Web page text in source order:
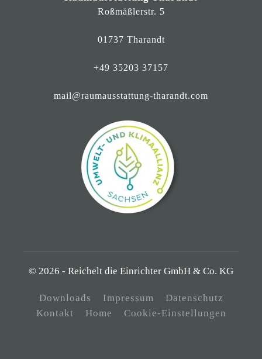
Roßmäßlerstr. 5
01737 Tharandt
+49 35203 37157
mail@raumausstattung-tharandt.com
© 2026 - Reichelt die Einrichter GmbH & Co. KG
Downloads Impressum
Datenschutz
Kontakt
Home Cookie-Einstellungen